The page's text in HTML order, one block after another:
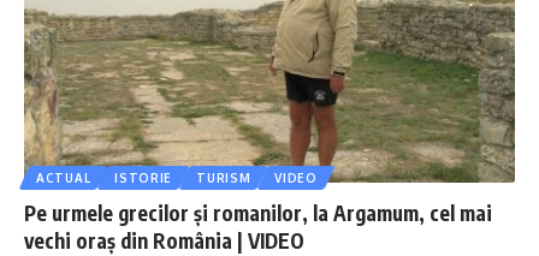
ACTUAL ISTORIE TURISM VIDEO
Pe urmele grecilor și romanilor, la Argamum, cel mai
vechi oraș din România | VIDEO